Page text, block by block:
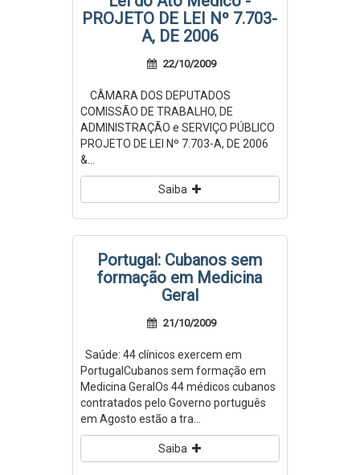
PROJETO DE LEI Nº 7.703-
A, DE 2006
22/10/2009
CÂMARA DOS DEPUTADOS
COMISSÃO DE TRABALHO, DE
ADMINISTRAÇÃO e SERVIÇO PÚBLICO
PROJETO DE LEI Nº 7.703-A, DE 2006
&...
Saiba
Portugal: Cubanos sem
formação em Medicina
Geral
21/10/2009
Saúde: 44 clínicos exercem em
PortugalCubanos sem formação em
Medicina GeralOs 44 médicos cubanos
contratados pelo Governo português
em Agosto estão a tra...
Saiba